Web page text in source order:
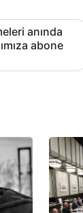
anında
abone